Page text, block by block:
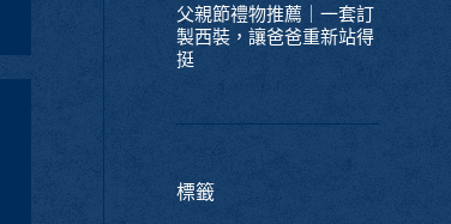
父親節禮物推薦｜一套訂
製西裝，讓爸爸重新站得
挺
標籤